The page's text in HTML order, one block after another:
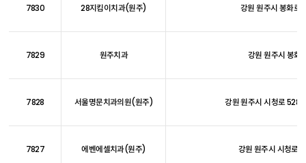
7830 28지킴이치과(원주) 강원 원주시 봉화로
7829 원주치과 강원 원주시 봉화
7828 서울명문치과의원(원주) 강원 원주시 시청로 528
7827 에벤에셀치과(원주) 강원 원주시 시청로